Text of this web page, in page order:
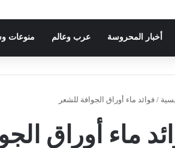
أخبار المحروسة عرب وعالم منوعات
/ فوائد ماء أوراق الجوافة للشعر
ماء أوراق